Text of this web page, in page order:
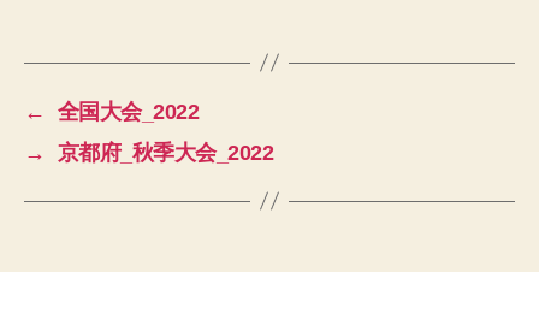
←
全国大会_2022
→
京都府_秋季大会_2022